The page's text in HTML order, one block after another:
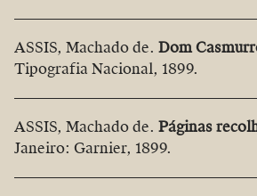
ASSIS, Machado de. Dom
Tipografia Nacional, 1899.
ASSIS, Machado de. Páginas
Janeiro: Garnier, 1899.